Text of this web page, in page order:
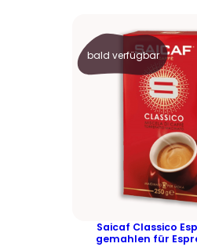
bald verfügbar
Saicaf Classico
gemahlen für